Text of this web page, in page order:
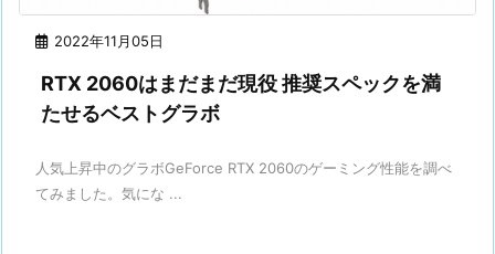
2022年11月05日
RTX 2060はまだまだ現役 推奨スペックを満
たせるベストグラボ
人気上昇中のグラボGeForce RTX 2060のゲーミング性能を調べ
てみました。気にな ...